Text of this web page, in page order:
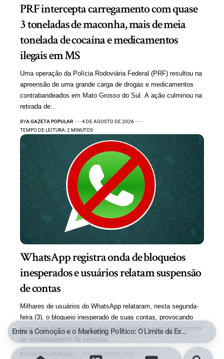
Entre a Comoção e o Marketing Político: O Limite da Exploração de uma Tragédia
PRF intercepta carregamento com quase
3 toneladas de maconha, mais de meia
tonelada de cocaína e medicamentos
ilegais em MS
Uma operação da Polícia Rodoviária Federal (PRF) resultou na
apreensão de uma grande carga de drogas e medicamentos
contrabandeados em Mato Grosso do Sul. A ação culminou na
retirada de…
BYA GAZETA POPULAR
4 DE AGOSTO DE 2026
TEMPO DE LEITURA: 2 MINUTOS
WhatsApp registra onda de bloqueios
inesperados e usuários relatam suspensão
de contas
Milhares de usuários do WhatsApp relataram, nesta segunda-
feira (3), o bloqueio inesperado de suas contas, provocando
uma onda de reclamações nas redes sociais e em plataformas
de monitoramento de serviços.…
BYA GAZETA POPULAR 4 DE AGOSTO DE 2026